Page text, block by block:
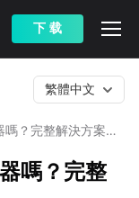
下 载
？完整解決方案大
繁體中文
嗎？完整